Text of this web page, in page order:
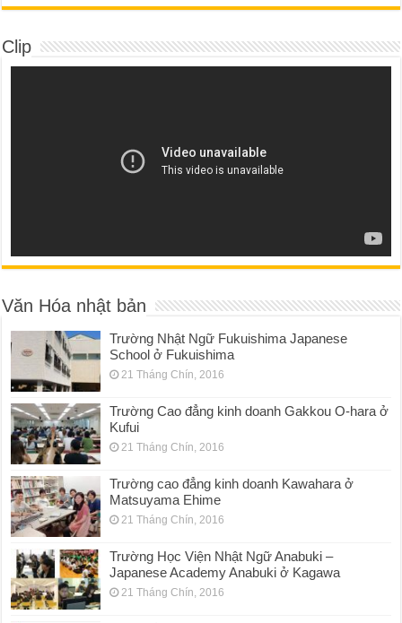
Clip
Văn Hóa nhật bản
Trường Nhật Ngữ Fukuishima Japanese
School ở Fukuishima
21 Tháng Chín, 2016
Trường Cao đẳng kinh doanh Gakkou O-hara ở
Kufui
21 Tháng Chín, 2016
Trường cao đẳng kinh doanh Kawahara ở
Matsuyama Ehime
21 Tháng Chín, 2016
Trường Học Viện Nhật Ngữ Anabuki –
Japanese Academy Anabuki ở Kagawa
21 Tháng Chín, 2016